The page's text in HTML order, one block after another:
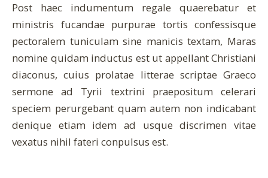
Post haec indumentum regale quaerebatur et
ministris fucandae purpurae tortis confessisque
pectoralem tuniculam sine manicis textam, Maras
nomine quidam inductus est ut appellant Christiani
diaconus, cuius prolatae litterae scriptae Graeco
sermone ad Tyrii textrini praepositum celerari
speciem perurgebant quam autem non indicabant
denique etiam idem ad usque discrimen vitae
vexatus nihil fateri conpulsus est.